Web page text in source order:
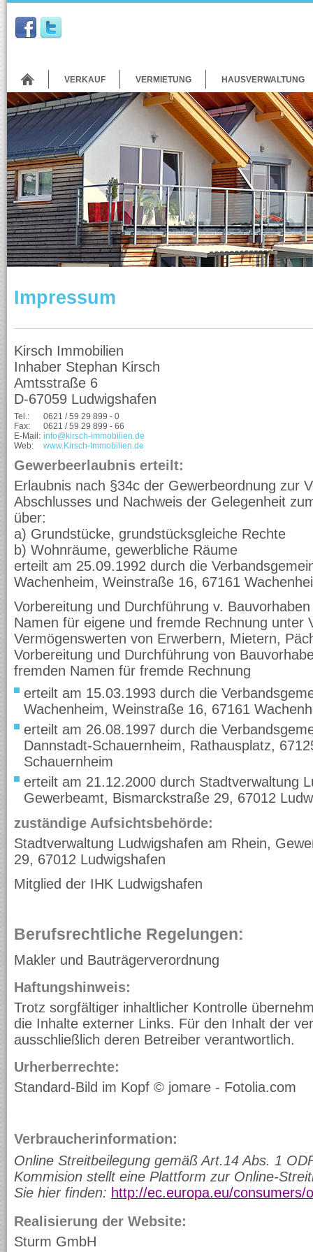
VERKAUF VERMIETUNG HAUSVERWALTUNG
Impressum
Kirsch Immobilien
Inhaber Stephan Kirsch
Amtsstraße 6
D-67059 Ludwigshafen
Tel.:
0621 / 59 29 899 - 0
Fax:
0621 / 59 29 899 - 66
E-Mail: info@kirsch-immobilien.de
Web:
www.Kirsch-Immobilien.de
Gewerbeerlaubnis erteilt:
Erlaubnis nach §34c der Gewerbeordnung zur
Abschlusses und Nachweis der Gelegenheit
über:
a) Grundstücke, grundstücksgleiche Rechte
b) Wohnräume, gewerbliche Räume
erteilt am 25.09.1992 durch die
Wachenheim, Weinstraße 16, 67161
Vorbereitung und Durchführung v.
Namen für eigene und fremde Rechnung unter
Vermögenswerten von Erwerbern, Mietern,
Vorbereitung und Durchführung von
fremden Namen für fremde Rechnung
erteilt am 15.03.1993 durch die
Wachenheim, Weinstraße 16, 67161
erteilt am 26.08.1997 durch die
Dannstadt-Schauernheim, Rathausplatz,
Schauernheim
erteilt am 21.12.2000 durch Stadtverwaltung
Gewerbeamt, Bismarckstraße 29, 67012
zuständige Aufsichtsbehörde:
Stadtverwaltung Ludwigshafen am Rhein,
29, 67012 Ludwigshafen
Mitglied der IHK Ludwigshafen
Berufsrechtliche Regelungen:
Makler und Bauträgerverordnung
Haftungshinweis:
Trotz sorgfältiger inhaltlicher Kontrolle
die Inhalte externer Links. Für den Inhalt der
ausschließlich deren Betreiber verantwortlich.
Urherberrechte:
Standard-Bild im Kopf © jomare - Fotolia.com
Verbraucherinformation:
Online Streitbeilegung gemäß Art.14 Abs. 1
Kommision stellt eine Plattform zur Online-
Sie hier finden: http://ec.europa.eu/consumers/
Realisierung der Website:
Sturm GmbH